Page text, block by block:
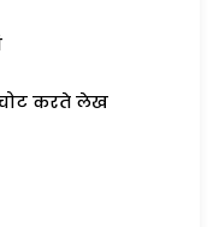
करते लेख